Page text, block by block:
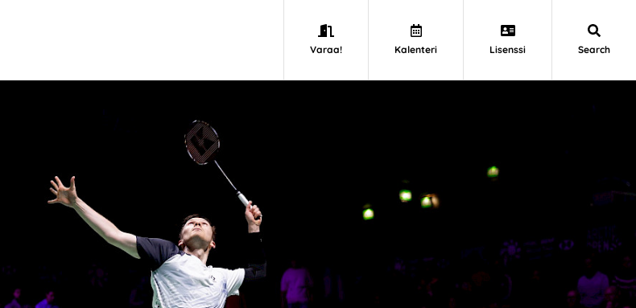
Varaa! Kalenteri Lisenssi Search